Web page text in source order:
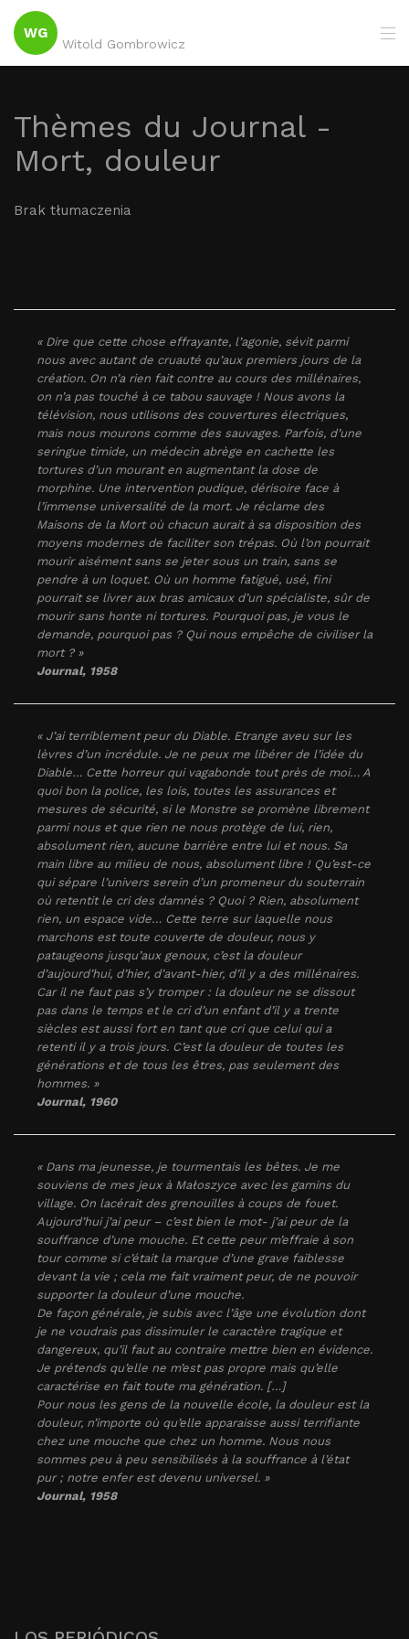
WG
Witold Gombrowicz
Thèmes du Journal -
Mort, douleur
Brak tłumaczenia
« Dire que cette chose effrayante, l’agonie, sévit parmi
nous avec autant de cruauté qu’aux premiers jours de la
création. On n’a rien fait contre au cours des millénaires,
on n’a pas touché à ce tabou sauvage ! Nous avons la
télévision, nous utilisons des couvertures électriques,
mais nous mourons comme des sauvages. Parfois, d’une
seringue timide, un médecin abrège en cachette les
tortures d’un mourant en augmentant la dose de
morphine. Une intervention pudique, dérisoire face à
l’immense universalité de la mort. Je réclame des
Maisons de la Mort où chacun aurait à sa disposition des
moyens modernes de faciliter son trépas. Où l’on pourrait
mourir aisément sans se jeter sous un train, sans se
pendre à un loquet. Où un homme fatigué, usé, fini
pourrait se livrer aux bras amicaux d’un spécialiste, sûr de
mourir sans honte ni tortures. Pourquoi pas, je vous le
demande, pourquoi pas ? Qui nous empêche de civiliser la
mort ? »
Journal, 1958
« J’ai terriblement peur du Diable. Etrange aveu sur les
lèvres d’un incrédule. Je ne peux me libérer de l’idée du
Diable… Cette horreur qui vagabonde tout près de moi… A
quoi bon la police, les lois, toutes les assurances et
mesures de sécurité, si le Monstre se promène librement
parmi nous et que rien ne nous protège de lui, rien,
absolument rien, aucune barrière entre lui et nous. Sa
main libre au milieu de nous, absolument libre ! Qu’est-ce
qui sépare l’univers serein d’un promeneur du souterrain
où retentit le cri des damnés ? Quoi ? Rien, absolument
rien, un espace vide… Cette terre sur laquelle nous
marchons est toute couverte de douleur, nous y
pataugeons jusqu’aux genoux, c’est la douleur
d’aujourd’hui, d’hier, d’avant-hier, d’il y a des millénaires.
Car il ne faut pas s’y tromper : la douleur ne se dissout
pas dans le temps et le cri d’un enfant d’il y a trente
siècles est aussi fort en tant que cri que celui qui a
retenti il y a trois jours. C’est la douleur de toutes les
générations et de tous les êtres, pas seulement des
hommes. »
Journal, 1960
« Dans ma jeunesse, je tourmentais les bêtes. Je me
souviens de mes jeux à Małoszyce avec les gamins du
village. On lacérait des grenouilles à coups de fouet.
Aujourd’hui j’ai peur – c’est bien le mot- j’ai peur de la
souffrance d’une mouche. Et cette peur m’effraie à son
tour comme si c’était la marque d’une grave faiblesse
devant la vie ; cela me fait vraiment peur, de ne pouvoir
supporter la douleur d’une mouche.
De façon générale, je subis avec l’âge une évolution dont
je ne voudrais pas dissimuler le caractère tragique et
dangereux, qu’il faut au contraire mettre bien en évidence.
Je prétends qu’elle ne m’est pas propre mais qu’elle
caractérise en fait toute ma génération. […]
Pour nous les gens de la nouvelle école, la douleur est la
douleur, n’importe où qu’elle apparaisse aussi terrifiante
chez une mouche que chez un homme. Nous nous
sommes peu à peu sensibilisés à la souffrance à l’état
pur ; notre enfer est devenu universel. »
Journal, 1958